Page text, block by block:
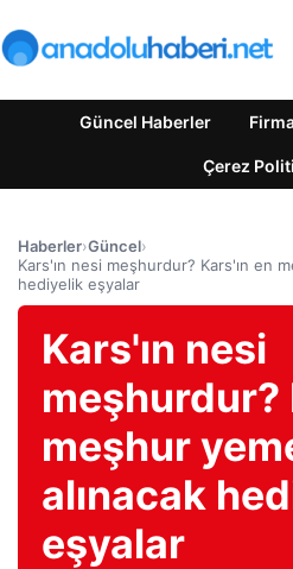
Güncel Haberler
Çerez
Haberler›Güncel›
Kars'ın nesi meşhurdur? Kars'ın en
hediyelik eşyalar
Kars'ın nesi
meşhurdur?
meşhur
alınacak
eşyalar